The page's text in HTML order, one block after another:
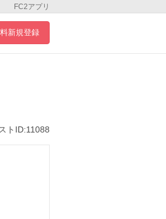
FC2アプリ
新規登録
トID:11088